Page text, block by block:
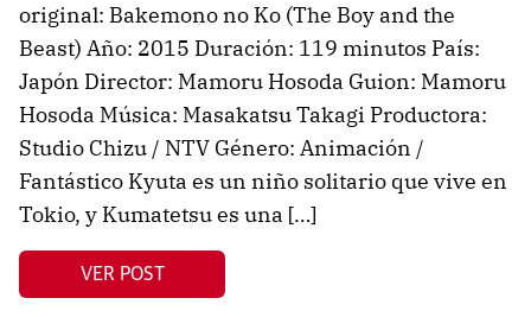
original: Bakemono no Ko (The Boy and the
Beast) Año: 2015 Duración: 119 minutos País:
Japón Director: Mamoru Hosoda Guion: Mamoru
Hosoda Música: Masakatsu Takagi Productora:
Studio Chizu / NTV Género: Animación /
Fantástico Kyuta es un niño solitario que vive en
Tokio, y Kumatetsu es una […]
VER POST